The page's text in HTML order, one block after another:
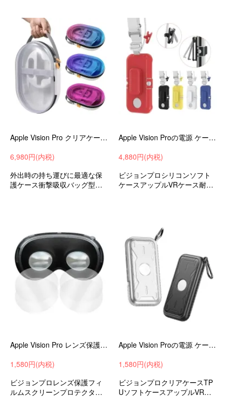
Apple Vision Pro クリアケース カバー クリア 透明 手提げ ポーチ ポータブル 硬質EVAポーチ 撥水 グラデーション保護ケース-SG-
6,980円(内税)
外出時の持ち運びに最適な保
護ケース衝撃吸収バッグ型保
Apple Vision Proの電源 ケース 耐衝撃 カバー 落下防止 ネックストラップ ストラップホール付き ホルダー ホルスター-SG-
4,880円(内税)
ビジョンプロシリコンソフト
ケースアップルVRケース耐衝
Apple Vision Pro レンズ保護フィルム 保護フィルム 2セット 合計4枚入 アップル VR / ARアクセサリ 光沢 レンズ保護 傷防止
1,580円(内税)
ビジョンプロレンズ保護フィ
ルムスクリーンプロテクター
Apple Vision Proの電源 ケース 耐衝撃 カバー 半透明 マット仕様 TPU ソフトケース カラビナ付き アップル VR / AR 耐衝撃ケース
1,580円(内税)
ビジョンプロクリアケースTP
UソフトケースアップルVRケ